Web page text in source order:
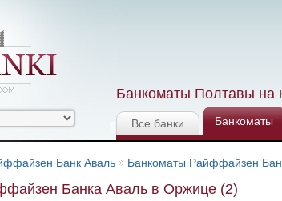
Банкоматы Полтавы на
Все банки Банкоматы
Банк Аваль Банкоматы Райффайзен
Банка Аваль в Оржице (2)